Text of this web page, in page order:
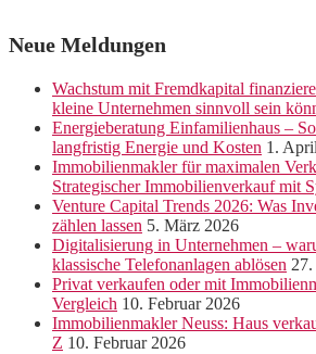
Neue Meldungen
Wachstum mit Fremdkapital
kleine Unternehmen sinnvoll sein
Energieberatung Einfamilienhaus –
langfristig Energie und Kosten 1.
Immobilienmakler für maximalen
Strategischer Immobilienverkauf mit
Venture Capital Trends 2026: Was
zählen lassen 5. März 2026
Digitalisierung in Unternehmen –
klassische Telefonanlagen ablösen
Privat verkaufen oder mit
Vergleich 10. Februar 2026
Immobilienmakler Neuss: Haus
Z 10. Februar 2026